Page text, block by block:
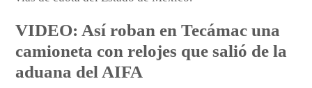
VIDEO: Así roban en Tecámac una
camioneta con relojes que salió de la
aduana del AIFA